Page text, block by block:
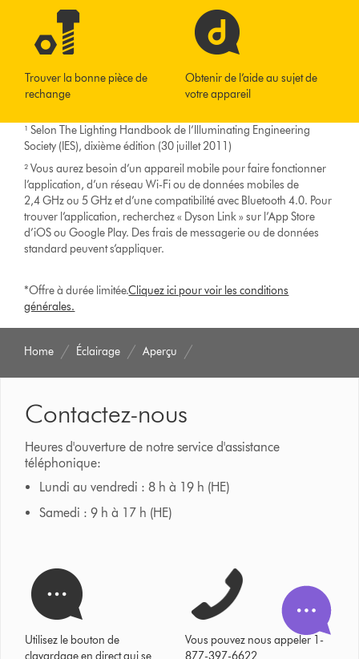
Trouver la bonne pièce de
rechange
Obtenir de l’aide au sujet de
votre appareil
¹ Selon The Lighting Handbook de l’Illuminating Engineering
Society (IES), dixième édition (30 juillet 2011)
² Vous aurez besoin d’un appareil mobile pour faire fonctionner
l’application, d’un réseau Wi-Fi ou de données mobiles de
2,4 GHz ou 5 GHz et d’une compatibilité avec Bluetooth 4.0. Pour
trouver l’application, recherchez « Dyson Link » sur l’App Store
d’iOS ou Google Play. Des frais de messagerie ou de données
standard peuvent s’appliquer.
*Offre à durée limitée.Cliquez ici pour voir les conditions
générales.
Home Éclairage Aperçu
Contactez-nous
Heures d'ouverture de notre service d'assistance
téléphonique:
Lundi au vendredi : 8 h à 19 h (HE)
Samedi : 9 h à 17 h (HE)
Utilisez le bouton de
clavardage en direct qui se
Vous pouvez nous appeler 1-
877-397-6622